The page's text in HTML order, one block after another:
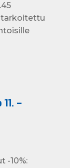
tarkoitettu
–
-10%: